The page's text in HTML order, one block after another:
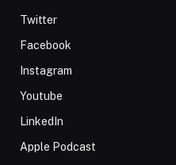
Twitter
Facebook
Instagram
Youtube
LinkedIn
Apple Podcast